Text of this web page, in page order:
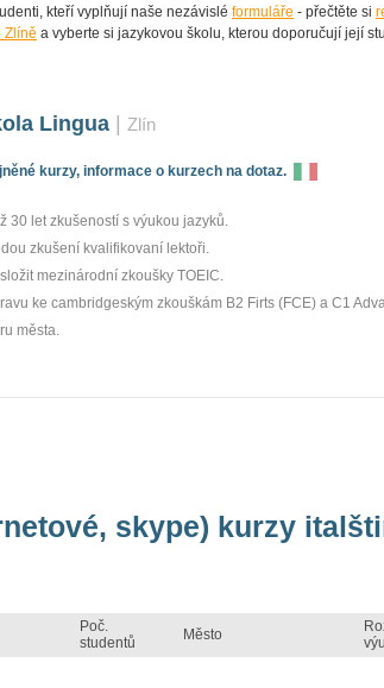
kteří vyplňují naše nezávislé formuláře - přečtěte si
Zlíně a vyberte si jazykovou školu, kterou doporučují její
Lingua Zlín
kurzy, informace o kurzech na dotaz.
30 let zkušeností s výukou jazyků.
zkušení kvalifikovaní lektoři.
mezinárodní zkoušky TOEIC.
ke cambridgeským zkouškám B2 Firts (FCE) a C1
města.
skype) kurzy
Poč.
studentů
Město